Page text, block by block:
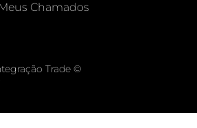
Meus Chamados
Trade ©